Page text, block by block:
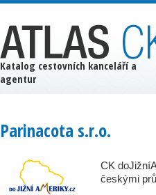
Parinacota s.r.o.
CK
českými
Katalog cestovních kanceláří a
agentur